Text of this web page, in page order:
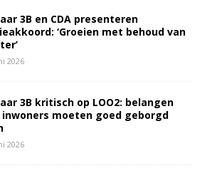
3B en CDA presenteren
‘Groeien met behoud van
2026
3B kritisch op LOO2: belangen
inwoners moeten goed geborgd
2026